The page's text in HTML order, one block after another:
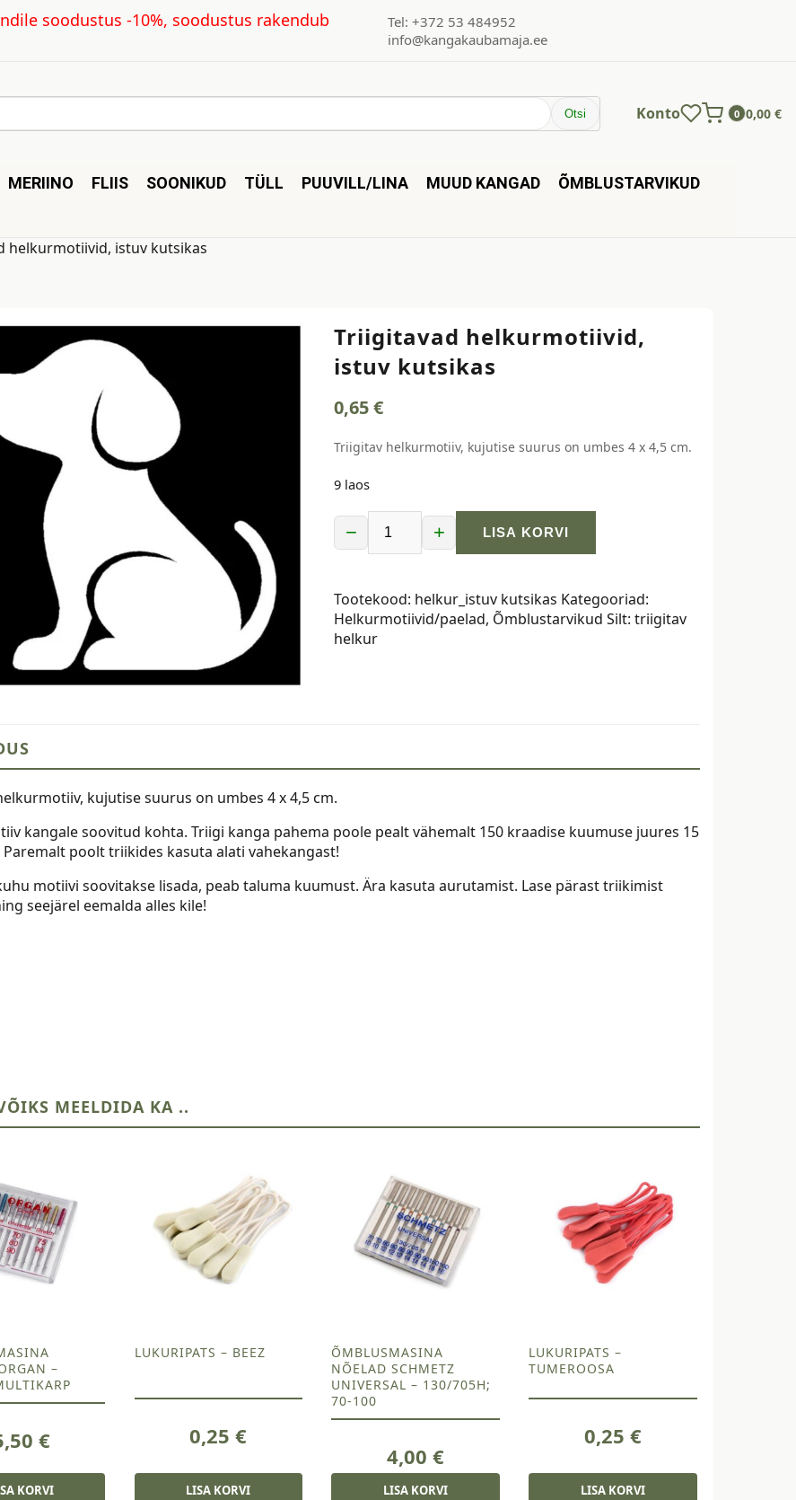
soodustus -10%, soodustus rakendub
Tel: +372 53 484952
info@kangakaubamaja.ee
Otsi Konto 0 0,00 €
MERIINO FLIIS SOONIKUD TÜLL PUUVILL/LINA MUUD KANGAD
ÕMBLUSTARVIKUD
helkurmotiivid, istuv kutsikas
Triigitavad helkurmotiivid,
istuv kutsikas
0,65€
Triigitav helkurmotiiv, kujutise suurus on umbes 4 x 4,5 cm.
9 laos
−
Triigitavad
helkurmotiivid,
kutsikas
kogus
+ LISA KORVI
Tootekood: helkur_istuv kutsikas Kategooriad:
Helkurmotiivid/paelad, Õmblustarvikud Silt: triigitav
helkur
kujutise suurus on umbes 4 x 4,5 cm.
kangale soovitud kohta. Triigi kanga pahema poole pealt vähemalt 150 kraadise kuumuse juures 15
poolt triikides kasuta alati vahekangast!
motiivi soovitakse lisada, peab taluma kuumust. Ära kasuta aurutamist. Lase pärast triikimist
seejärel eemalda alles kile!
MEELDIDA KA ..
–
€
KORVI
LUKURIPATS – BEEZ
0,25€
LISA KORVI
ÕMBLUSMASINA
NÕELAD SCHMETZ
UNIVERSAL – 130/705H;
70-100
4,00€
LISA KORVI
LUKURIPATS –
TUMEROOSA
0,25 €
LISA KORVI